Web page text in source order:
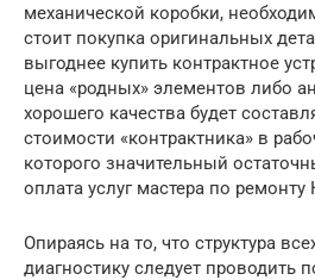
механической коробки,
стоит покупка оригинальных
выгоднее купить контрактное
цена «родных» элементов либо
хорошего качества будет
стоимости «контрактника» в
которого значительный
оплата услуг мастера по ремонту
Опираясь на то, что структура
диагностику следует проводить